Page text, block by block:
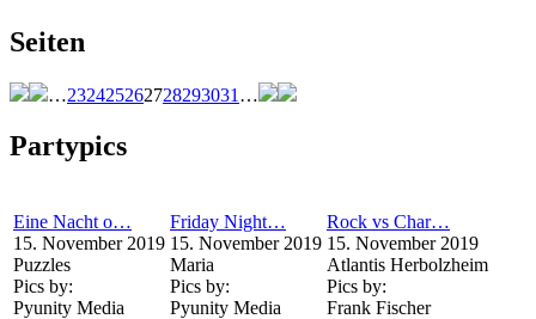
Seiten
…232425262728293031 …
Partypics
Eine Nacht o…
15. November 2019
Puzzles
Pics by:
Pyunity Media
Friday Night…
15. November 2019
Maria
Pics by:
Pyunity Media
Rock vs Char…
15. November 2019
Atlantis Herbolzheim
Pics by:
Frank Fischer